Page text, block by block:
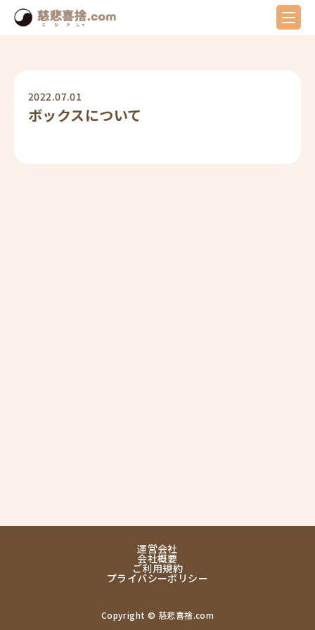
2022.07.01
ボックスについて
運営会社
会社概要
ご利用規約
プライバシーポリシー
Copyright © 慈悲喜捨.com